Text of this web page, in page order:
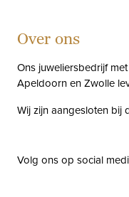
Over ons
Ons juweliersbedrijf
Apeldoorn en Zwolle
Wij zijn aangesloten bij
Volg ons op social